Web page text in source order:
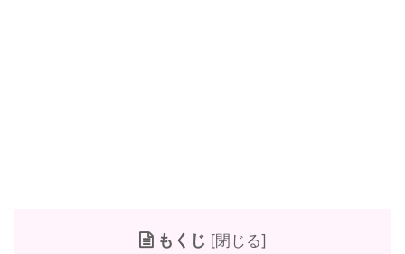
もくじ [閉じる]